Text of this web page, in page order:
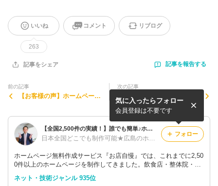
いいね
263
コメント リブログ
記事をシェア 記事を報告する
前の記事
【お客様の声】ホームページ
次の記事
お店自慢『前田』の小学生時
代♪
【全国2,500件の実績！】誰でも簡単♪ホームページ制作サービス『お店自慢』
日本全国どこでも制作可能★広島のホームページ制作会社【合同会社エムリンクス】
ホームページ無料作成サービス『お店自慢』では、これまでに2,50
0件以上のホームページを制作してきました。飲食店・整体院・音
楽教室・エステサロン・結婚相談所など、どんなジャンル・業種で
も無料でホームページが作成できます。格安・低料金のホームペー
気に入ったらフォロー
会員登録は不要です
フォロー
ネット・技術ジャンル 935位